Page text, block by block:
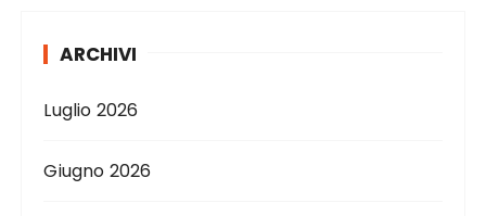
ARCHIVI
Luglio 2026
Giugno 2026